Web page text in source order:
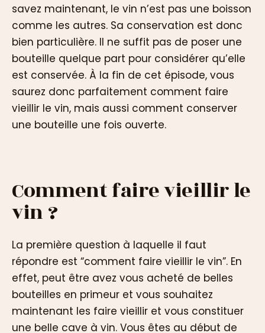
savez maintenant, le vin n’est pas une boisson
comme les autres. Sa conservation est donc
bien particulière. Il ne suffit pas de poser une
bouteille quelque part pour considérer qu’elle
est conservée. À la fin de cet épisode, vous
saurez donc parfaitement comment faire
vieillir le vin, mais aussi comment conserver
une bouteille une fois ouverte.
Comment faire vieillir le
vin ?
La première question à laquelle il faut
répondre est “comment faire vieillir le vin”. En
effet, peut être avez vous acheté de belles
bouteilles en primeur et vous souhaitez
maintenant les faire vieillir et vous constituer
une belle cave à vin. Vous êtes au début de